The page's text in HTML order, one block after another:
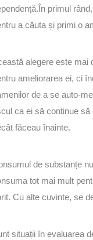
primul
a căuta și primi o
alegere este mai
ameliorarea ei, ci
de a se auto-
ca ei să continue
făceau înainte.
de substanțe
tot mai mult
Cu alte cuvinte, se
situații în evaluarea